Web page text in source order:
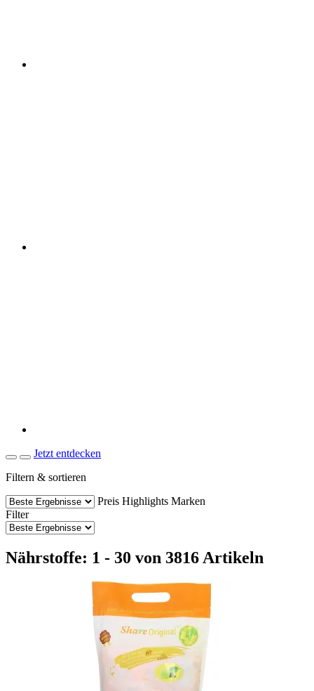
Jetzt entdecken
Filtern & sortieren
Preis Highlights Marken
Filter
Nährstoffe: 1 - 30 von 3816 Artikeln